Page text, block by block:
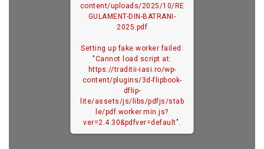
content/uploads/2025/10/RE
GULAMENT-DIN-BATRANI-
2025.pdf
Setting up fake worker failed:
"Cannot load script at:
https://traditii-iasi.ro/wp-
content/plugins/3d-flipbook-
dflip-
lite/assets/js/libs/pdfjs/stab
le/pdf.worker.min.js?
ver=2.4.30&pdfver=default".